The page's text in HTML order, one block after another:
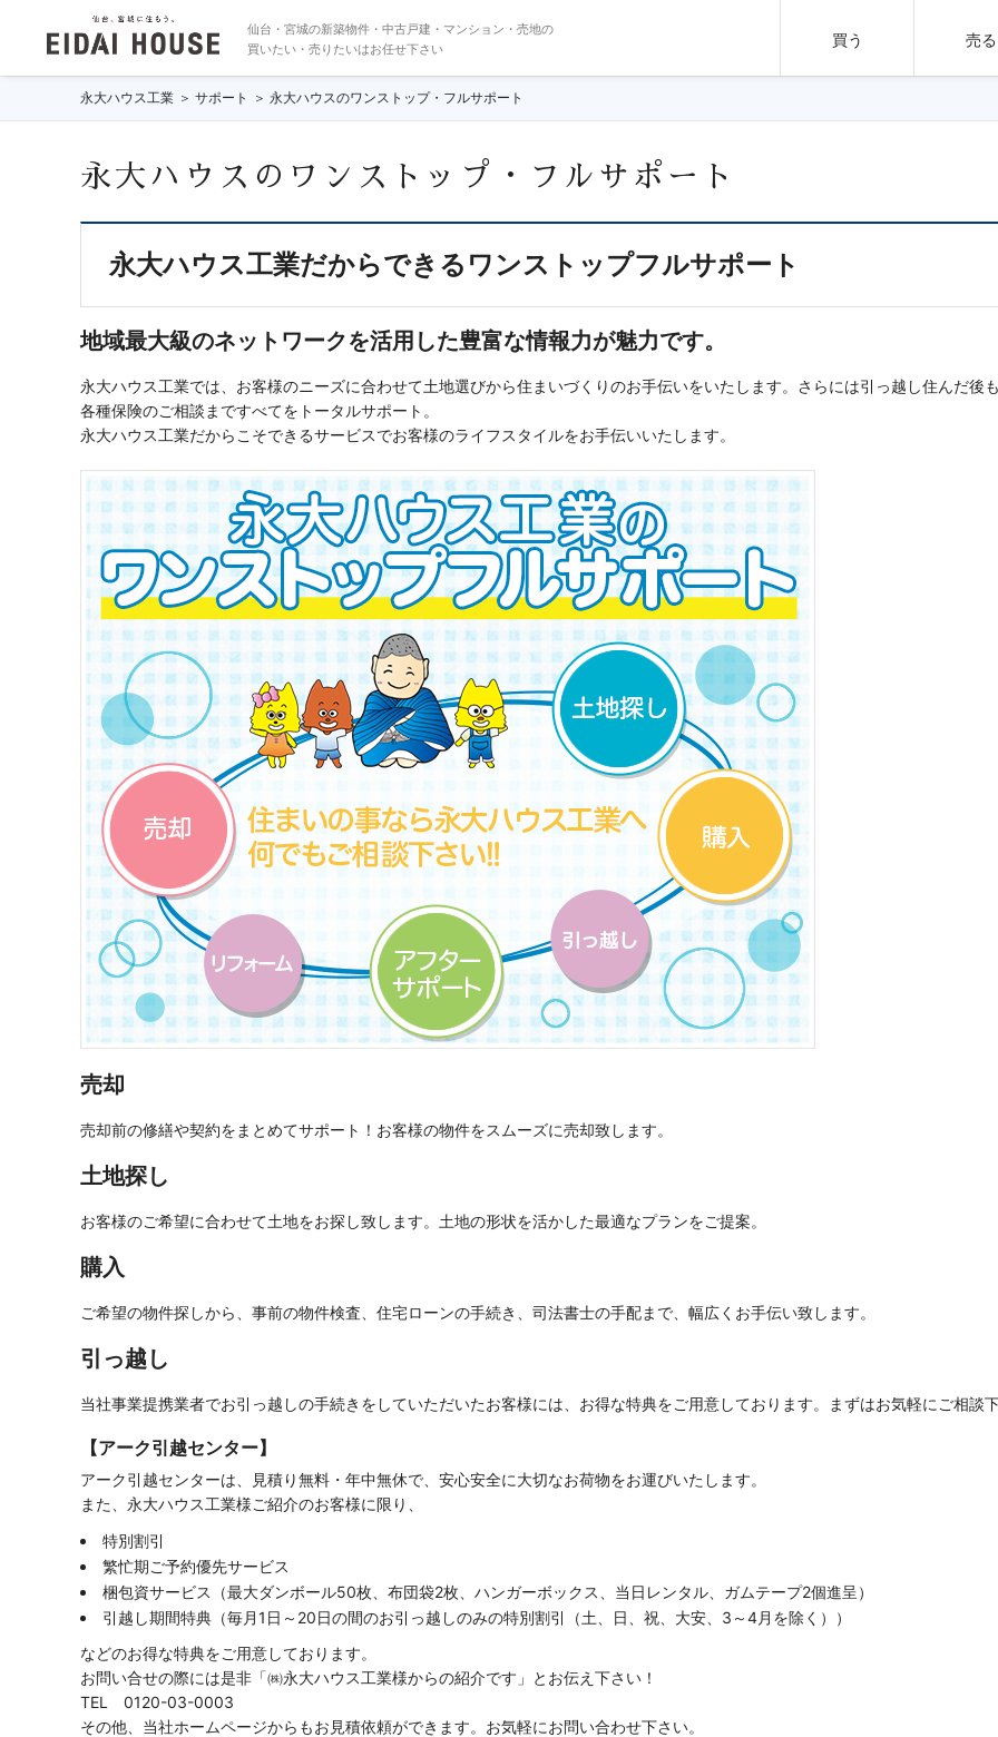
仙台・宮城の新築物件・中古戸建・マンション・売地の
買いたい・売りたいはお任せ下さい
買う 売る
永大ハウス工業 サポート 永大ハウスのワンストップ・フルサポート
永大ハウスのワンストップ・フルサポート
永大ハウス工業だからできるワンストップフルサポート
地域最大級のネットワークを活用した豊富な情報力が魅力です。
永大ハウス工業では、お客様のニーズに合わせて土地選びから住まいづくりのお手伝いをいたします。さらには引っ越し住んだ
各種保険のご相談まですべてをトータルサポート。
永大ハウス工業だからこそできるサービスでお客様のライフスタイルをお手伝いいたします。
売却
売却前の修繕や契約をまとめてサポート！お客様の物件をスムーズに売却致します。
土地探し
お客様のご希望に合わせて土地をお探し致します。土地の形状を活かした最適なプランをご提案。
購入
ご希望の物件探しから、事前の物件検査、住宅ローンの手続き、司法書士の手配まで、幅広くお手伝い致します。
引っ越し
当社事業提携業者でお引っ越しの手続きをしていただいたお客様には、お得な特典をご用意しております。まずはお気軽にご相談
【アーク引越センター】
アーク引越センターは、見積り無料・年中無休で、安心安全に大切なお荷物をお運びいたします。
また、永大ハウス工業様ご紹介のお客様に限り、
特別割引
繁忙期ご予約優先サービス
梱包資サービス（最大ダンボール50枚、布団袋2枚、ハンガーボックス、当日レンタル、ガムテープ2個進呈）
引越し期間特典（毎月1日～20日の間のお引っ越しのみの特別割引（土、日、祝、大安、3～4月を除く））
などのお得な特典をご用意しております。
お問い合せの際には是非「㈱永大ハウス工業様からの紹介です」とお伝え下さい！
TEL 0120-03-0003
その他、当社ホームページからもお見積依頼ができます。お気軽にお問い合わせ下さい。